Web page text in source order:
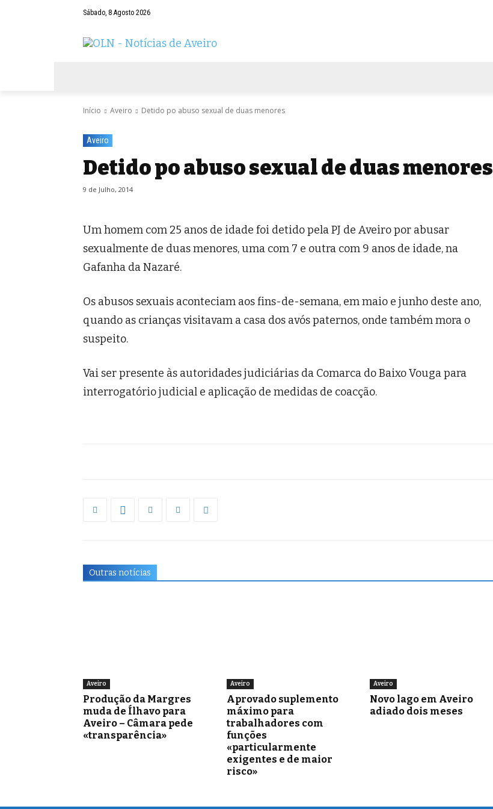
Sábado, 8 Agosto 2026
Início Aveiro Detido po abuso sexual de duas menores
Aveiro
Detido po abuso sexual de duas menores
9 de Julho, 2014
Um homem com 25 anos de idade foi detido pela PJ de Aveiro por abusar
sexualmente de duas menores, uma com 7 e outra com 9 anos de idade, na
Gafanha da Nazaré.
Os abusos sexuais aconteciam aos fins-de-semana, em maio e junho deste ano,
quando as crianças visitavam a casa dos avós paternos, onde também mora o
suspeito.
Vai ser presente às autoridades judiciárias da Comarca do Baixo Vouga para
interrogatório judicial e aplicação de medidas de coacção.
Outras notícias
Aveiro
Produção da Margres
muda de Ílhavo para
Aveiro – Câmara pede
«transparência»
Aveiro
Aprovado suplemento
máximo para
trabalhadores com
funções
«particularmente
exigentes e de maior
risco»
Aveiro
Novo lago em Aveiro
adiado dois meses